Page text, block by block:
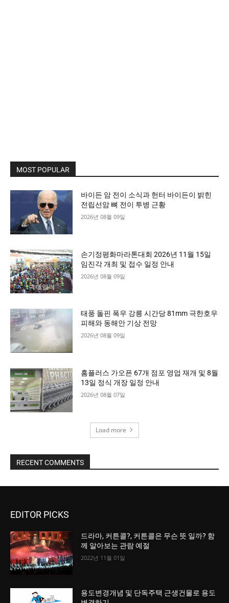
MOST POPULAR
바이든 암 전이 소식과 헌터 바이든이 밝힌
전립선암 뼈 전이 투병 근황
2026년 08월 09일
손기정평화마라톤대회 2026년 11월 15일
임진각 개최 및 접수 일정 안내
2026년 08월 09일
태풍 돌핀 폭우 강릉 시간당 81mm 극한호우
피해와 동해안 기상 전망
2026년 08월 09일
홈플러스 가오픈 67개 점포 영업 재개 및 8월
13일 정식 개장 일정 안내
2026년 08월 07일
Load more
RECENT COMMENTS
EDITOR PICKS
드라마, 커튼콜?, 커튼콜은 무슨 뜻 일까? 함
께 알아보는 관람 예절
2022년 11월 01일
용도변경개념 및 단독주택 근생건물로 용도